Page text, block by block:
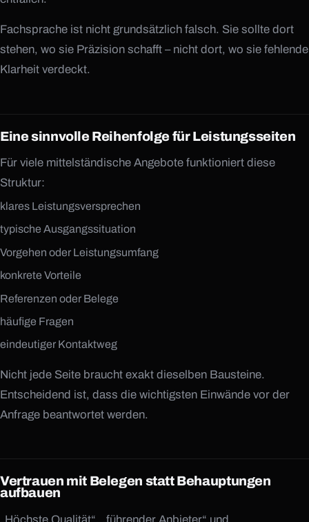
Fachsprache ist nicht grundsätzlich falsch. Sie sollte dort
stehen, wo sie Präzision schafft – nicht dort, wo sie fehlende
Klarheit verdeckt.
Eine sinnvolle Reihenfolge für Leistungsseiten
Für viele mittelständische Angebote funktioniert diese
Struktur:
klares Leistungsversprechen
typische Ausgangssituation
Vorgehen oder Leistungsumfang
konkrete Vorteile
Referenzen oder Belege
häufige Fragen
eindeutiger Kontaktweg
Nicht jede Seite braucht exakt dieselben Bausteine.
Entscheidend ist, dass die wichtigsten Einwände vor der
Anfrage beantwortet werden.
Vertrauen mit Belegen statt Behauptungen
aufbauen
„Höchste Qualität“, „führender Anbieter“ und